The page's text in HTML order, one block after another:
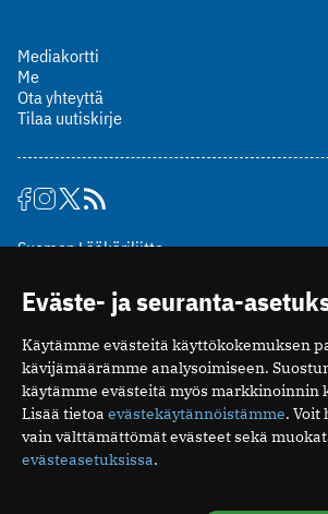
Mediakortti
Me
Ota yhteyttä
Tilaa uutiskirje
Suomen Lääkäriliitto
00510 Helsinki
puh. (09) 393 091
toimitus@potilaanlaakarilehti.fi
ISSN 2323-9476
Eväste- ja seuranta-
Käytämme evästeitä käyttökokemuksen
kävijämäärämme analysoimiseen.
käytämme evästeitä myös markkinoinnin
Lisää tietoa evästekäytännöistämme. Voit
vain välttämättömät evästeet sekä
evästeasetuksissa.